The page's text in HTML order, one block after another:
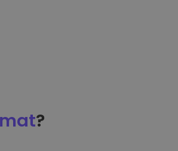
?